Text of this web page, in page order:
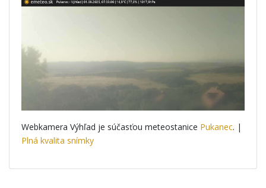
Webkamera Výhľad je súčasťou meteostanice Pukanec. |
Plná kvalita snímky